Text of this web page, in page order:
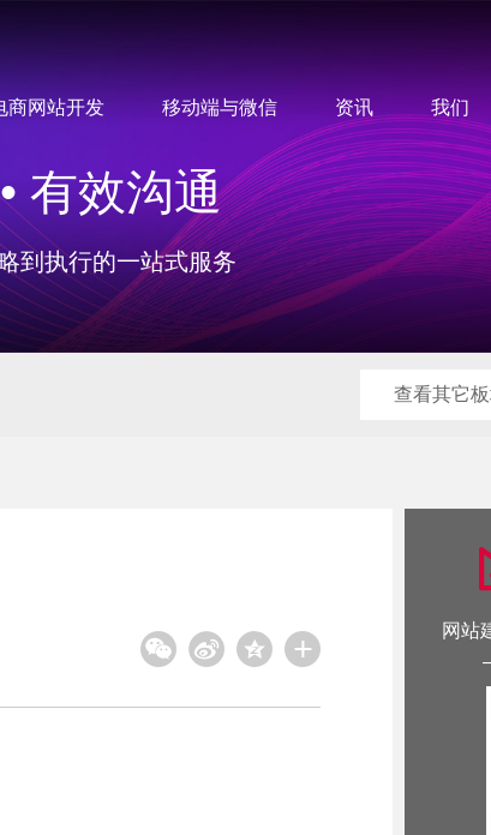
商网站开发 移动端与微信 资讯 我们
有效沟通
到执行的一站式服务
查看其它
网站